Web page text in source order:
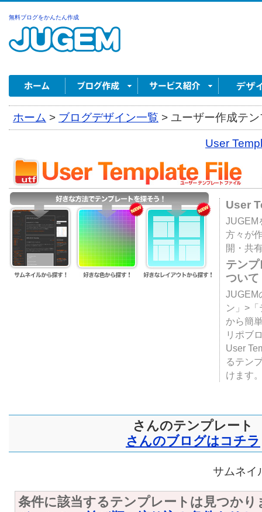
無料ブログをかんたん作成
ホーム > ブログデザイン一覧 > ユーザー作成テ
User
User
JUGEM
方々が
開・共
テン
ついて
JUGEM
ン」>
から簡
リポブ
User
るテン
けます
さんのテンプレート
さんのブログはコチラ
サムネイ
条件に該当するテンプレートは見つかり